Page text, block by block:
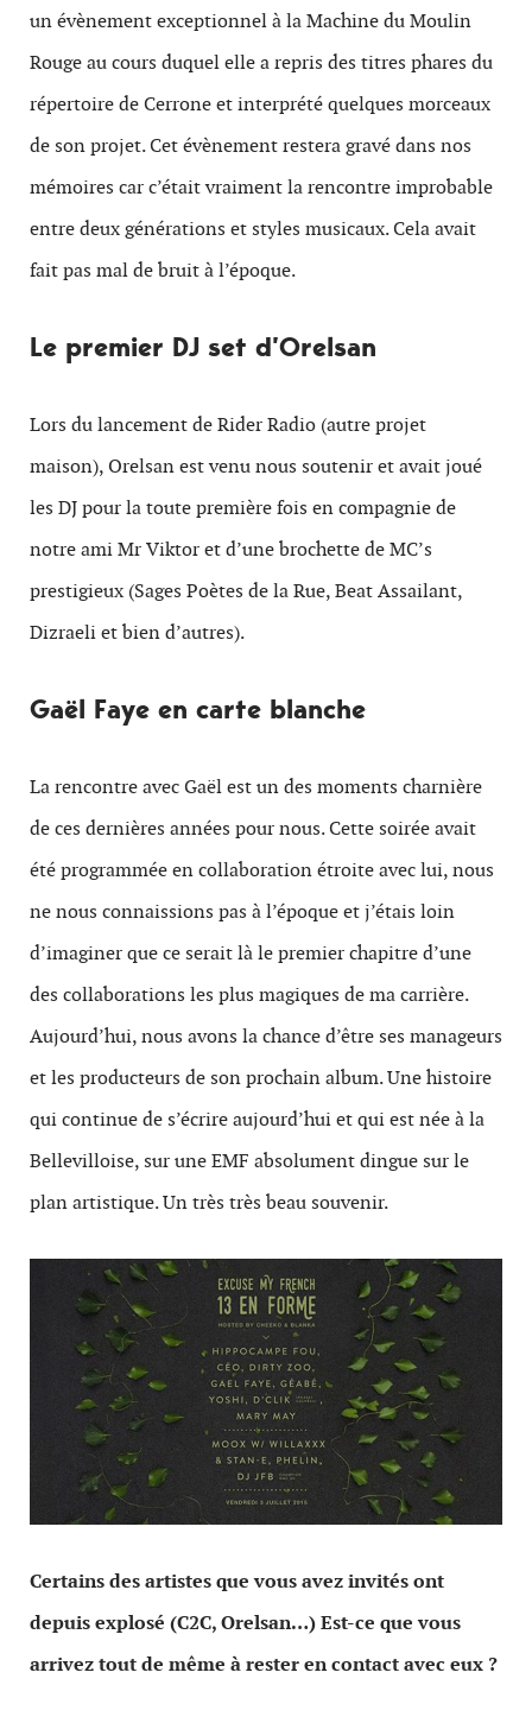
un évènement exceptionnel à la Machine du Moulin
Rouge au cours duquel elle a repris des titres phares du
répertoire de Cerrone et interprété quelques morceaux
de son projet. Cet évènement restera gravé dans nos
mémoires car c’était vraiment la rencontre improbable
entre deux générations et styles musicaux. Cela avait
fait pas mal de bruit à l’époque.
Le premier DJ set d’Orelsan
Lors du lancement de Rider Radio (autre projet
maison), Orelsan est venu nous soutenir et avait joué
les DJ pour la toute première fois en compagnie de
notre ami Mr Viktor et d’une brochette de MC’s
prestigieux (Sages Poètes de la Rue, Beat Assailant,
Dizraeli et bien d’autres).
Gaël Faye en carte blanche
La rencontre avec Gaël est un des moments charnière
de ces dernières années pour nous. Cette soirée avait
été programmée en collaboration étroite avec lui, nous
ne nous connaissions pas à l’époque et j’étais loin
d’imaginer que ce serait là le premier chapitre d’une
des collaborations les plus magiques de ma carrière.
Aujourd’hui, nous avons la chance d’être ses manageurs
et les producteurs de son prochain album. Une histoire
qui continue de s’écrire aujourd’hui et qui est née à la
Bellevilloise, sur une EMF absolument dingue sur le
plan artistique. Un très très beau souvenir.
Certains des artistes que vous avez invités ont
depuis explosé (C2C, Orelsan…) Est-ce que vous
arrivez tout de même à rester en contact avec eux ?